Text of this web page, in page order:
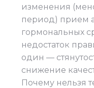
изменения
период) прием
гормональных
недостаток
один —
снижение
Почему нельзя